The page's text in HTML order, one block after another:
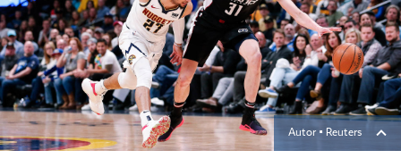
Autor ▪ Reuters